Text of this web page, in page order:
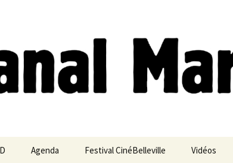
Agenda Festival CinéBelleville Vidéos